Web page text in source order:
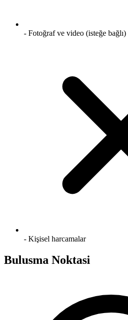
- Fotoğraf ve video (isteğe bağlı)
- Kişisel harcamalar
Bulusma Noktasi